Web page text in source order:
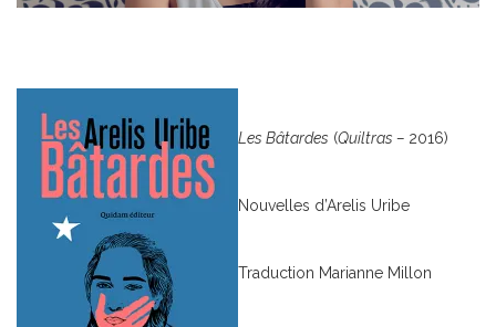
Les Bâtardes (Quiltras – 2016)
Nouvelles d’Arelis Uribe
Traduction Marianne Millon